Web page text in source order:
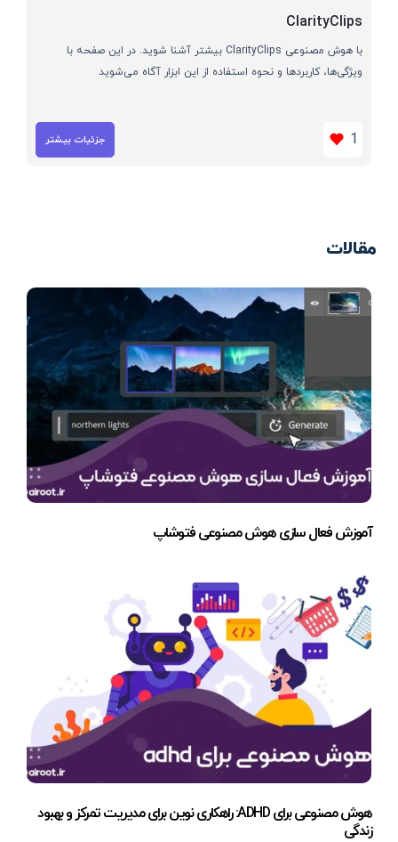
ClarityClips
با هوش مصنوعی ClarityClips بیشتر آشنا شوید. در این صفحه با
ویژگی‌ها، کاربردها و نحوه استفاده از این ابزار آگاه می‌شوید
1 جزئیات بیشتر
مقالات
آموزش فعال سازی هوش مصنوعی فتوشاپ
هوش مصنوعی برای ADHD: راهکاری نوین برای مدیریت تمرکز و بهبود
زندگی